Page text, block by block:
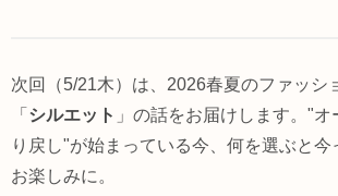
次回（5/21木）は、2026春夏のファッシ
「 シルエット 」の話をお届けします。"
り戻し"が始まっている今、何を選ぶと今
お楽しみに。